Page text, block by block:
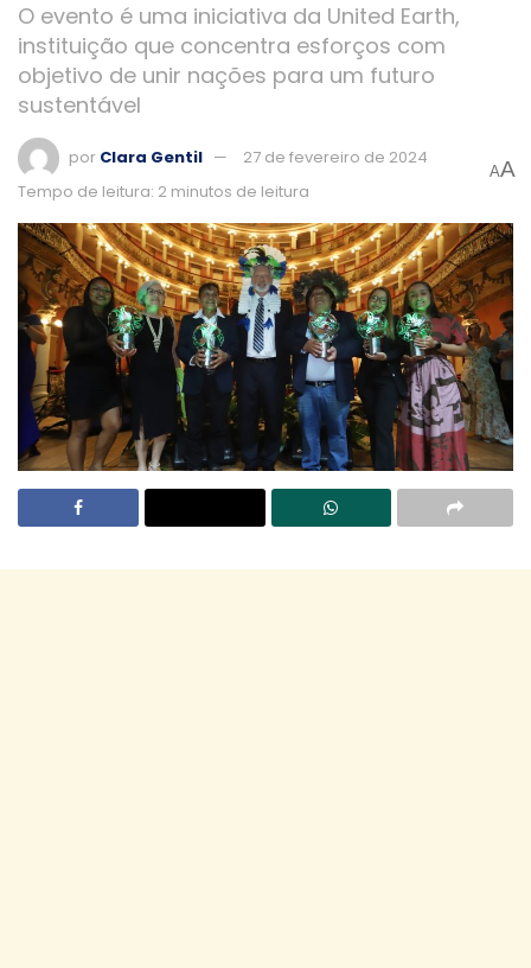
O evento é uma iniciativa da United Earth,
instituição que concentra esforços com
objetivo de unir nações para um futuro
sustentável
por Clara Gentil
27 de fevereiro de 2024
Tempo de leitura: 2 minutos de leitura
AA